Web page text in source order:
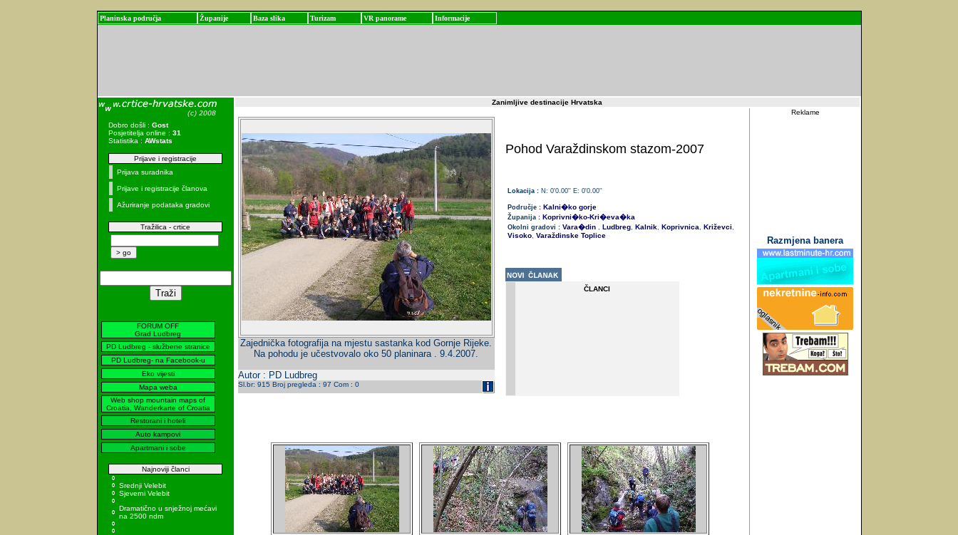
Planinska područja Županije Baza slika Turizam VR panorame Informacije
Dobro došli : Gost
Posjetitelja online : 31
Statistika : AWstats
Prijave i registracije
Prijava suradnika
Prijave i registracije članova
Ažuriranje podataka gradovi
Tražilica - crtice
FORUM OFF
Grad Ludbreg
PD Ludbreg - službene stranice
PD Ludbreg- na Facebook-u
Eko vijesti
Mapa weba
Web shop mountain maps of
Croatia, Wanderkarte of Croatia
Restorani i hoteli
Auto kampovi
Apartmani i sobe
Najnoviji članci
Srednji Velebit
Sjeverni Velebit
Dramatično u snježnoj mećavi
na 2500 ndm
Zanimljive destinacije Hrvatska
Zajednička fotografija na mjestu sastanka kod Gornje Rijeke.
Na pohodu je učestvovalo oko 50 planinara . 9.4.2007.
Autor : PD Ludbreg
Sl.br: 915 Broj pregleda : 97 Com : 0
Pohod Varaždinskom stazom-2007
Lokacija : N: 0'0.00'' E: 0'0.00''
Područje : Kalni�ko gorje
Županija : Koprivni�ko-Kri�eva�ka
Okolni gradovi : Vara�din , Ludbreg, Kalnik, Koprivnica, Križevci,
Visoko, Varaždinske Toplice
ČLANCI
Reklame
Razmjena banera